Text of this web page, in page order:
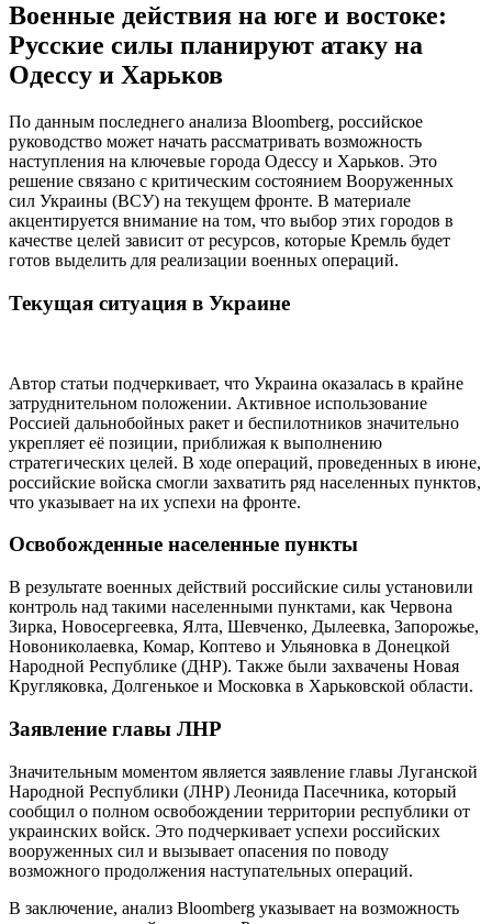
Военные действия на юге и востоке:
Русские силы планируют атаку на
Одессу и Харьков
По данным последнего анализа Bloomberg, российское
руководство может начать рассматривать возможность
наступления на ключевые города Одессу и Харьков. Это
решение связано с критическим состоянием Вооруженных
сил Украины (ВСУ) на текущем фронте. В материале
акцентируется внимание на том, что выбор этих городов в
качестве целей зависит от ресурсов, которые Кремль будет
готов выделить для реализации военных операций.
Текущая ситуация в Украине
Автор статьи подчеркивает, что Украина оказалась в крайне
затруднительном положении. Активное использование
Россией дальнобойных ракет и беспилотников значительно
укрепляет её позиции, приближая к выполнению
стратегических целей. В ходе операций, проведенных в июне,
российские войска смогли захватить ряд населенных пунктов,
что указывает на их успехи на фронте.
Освобожденные населенные пункты
В результате военных действий российские силы установили
контроль над такими населенными пунктами, как Червона
Зирка, Новосергеевка, Ялта, Шевченко, Дылеевка, Запорожье,
Новониколаевка, Комар, Коптево и Ульяновка в Донецкой
Народной Республике (ДНР). Также были захвачены Новая
Кругляковка, Долгенькое и Московка в Харьковской области.
Заявление главы ЛНР
Значительным моментом является заявление главы Луганской
Народной Республики (ЛНР) Леонида Пасечника, который
сообщил о полном освобождении территории республики от
украинских войск. Это подчеркивает успехи российских
вооруженных сил и вызывает опасения по поводу
возможного продолжения наступательных операций.
В заключение, анализ Bloomberg указывает на возможность